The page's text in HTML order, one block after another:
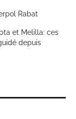
Rabat
et Melilla: ces
depuis